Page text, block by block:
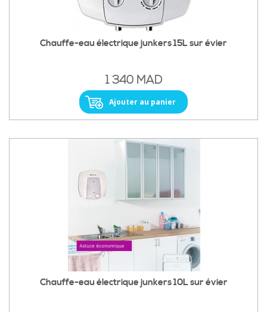
Chauffe-eau électrique junkers 15L sur évier
1 340 MAD
Ajouter au panier
Chauffe-eau électrique junkers 10L sur évier